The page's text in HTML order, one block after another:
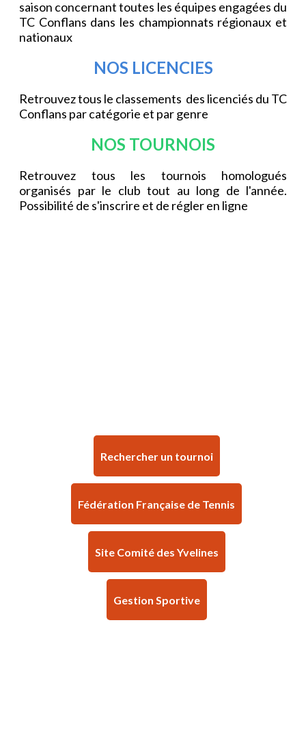
saison concernant toutes les équipes engagées du
TC Conflans dans les championnats régionaux et
nationaux
NOS LICENCIES
Retrouvez tous le classements des licenciés du TC
Conflans par catégorie et par genre
NOS TOURNOIS
Retrouvez tous les tournois homologués
organisés par le club tout au long de l'année.
Possibilité de s'inscrire et de régler en ligne
Rechercher un tournoi
Fédération Française de Tennis
Site Comité des Yvelines
Gestion Sportive